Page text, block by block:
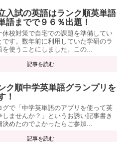
入試の英語はランク順英単語
語までで９６％出題！
休校対策で自宅での課題を準備してい
です。数年前に利用していた学研のラ
を使うことにしました。この...
記事を読む
ク順中学英単語グランプリを
！
グで「中学英単語のアプリを使って英
しませんか？」というお誘い記事書き
決めたのでよかったらご参加...
記事を読む